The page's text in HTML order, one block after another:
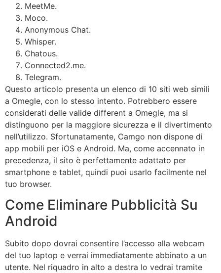
MeetMe.
Moco.
Anonymous Chat.
Whisper.
Chatous.
Connected2.me.
Telegram.
Questo articolo presenta un elenco di 10 siti web simili
a Omegle, con lo stesso intento. Potrebbero essere
considerati delle valide different a Omegle, ma si
distinguono per la maggiore sicurezza e il divertimento
nell’utilizzo. Sfortunatamente, Camgo non dispone di
app mobili per iOS e Android. Ma, come accennato in
precedenza, il sito è perfettamente adattato per
smartphone e tablet, quindi puoi usarlo facilmente nel
tuo browser.
Come Eliminare Pubblicità Su
Android
Subito dopo dovrai consentire l’accesso alla webcam
del tuo laptop e verrai immediatamente abbinato a un
utente. Nel riquadro in alto a destra lo vedrai tramite